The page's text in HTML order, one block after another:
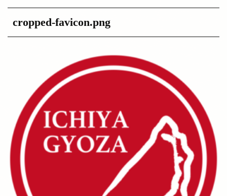
cropped-favicon.png